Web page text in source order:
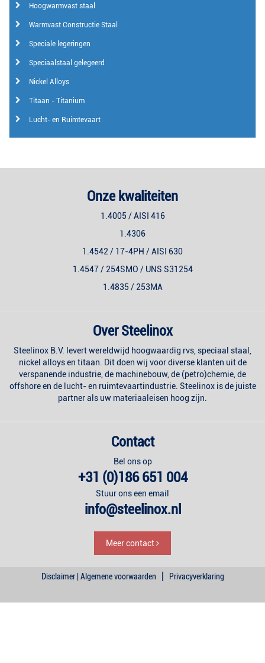
Hoogwarmvast staal
Warmvast Constructie Staal
Speciale legeringen
Speciaalstaal gelegeerd
Nickel Alloys
Titaan - Titanium
Lucht- en Ruimtevaart
Onze kwaliteiten
1.4005 / AISI 416
1.4306
1.4542 / 17-4PH / AISI 630
1.4547 / 254SMO / UNS S31254
1.4835 / 253MA
Over Steelinox
Steelinox B.V. levert wereldwijd hoogwaardig rvs, speciaal staal,
nickel alloys en titaan. Dit doen wij voor diverse klanten uit de
verspanende industrie, de machinebouw, de (petro)chemie, de
offshore en de lucht- en ruimtevaartindustrie. Steelinox is de juiste
partner als uw materiaaleisen hoog zijn.
Contact
Bel ons op
+31 (0)186 651 004
Stuur ons een email
info@steelinox.nl
Meer contact
Disclaimer | Algemene voorwaarden | Privacyverklaring